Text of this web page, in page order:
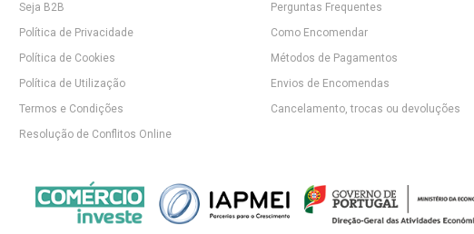
Seja B2B
Política de Privacidade
Política de Cookies
Política de Utilização
Termos e Condições
Resolução de Conflitos Online
Perguntas Frequentes
Como Encomendar
Métodos de Pagamentos
Envios de Encomendas
Cancelamento, trocas ou devoluções